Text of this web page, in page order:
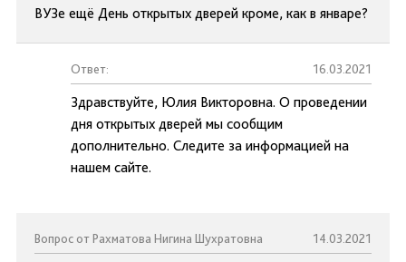
ВУЗе ещё День открытых дверей кроме, как в январе?
Ответ: 16.03.2021
Здравствуйте, Юлия Викторовна. О проведении
дня открытых дверей мы сообщим
дополнительно. Следите за информацией на
нашем сайте.
Вопрос от Рахматова Нигина Шухратовна 14.03.2021